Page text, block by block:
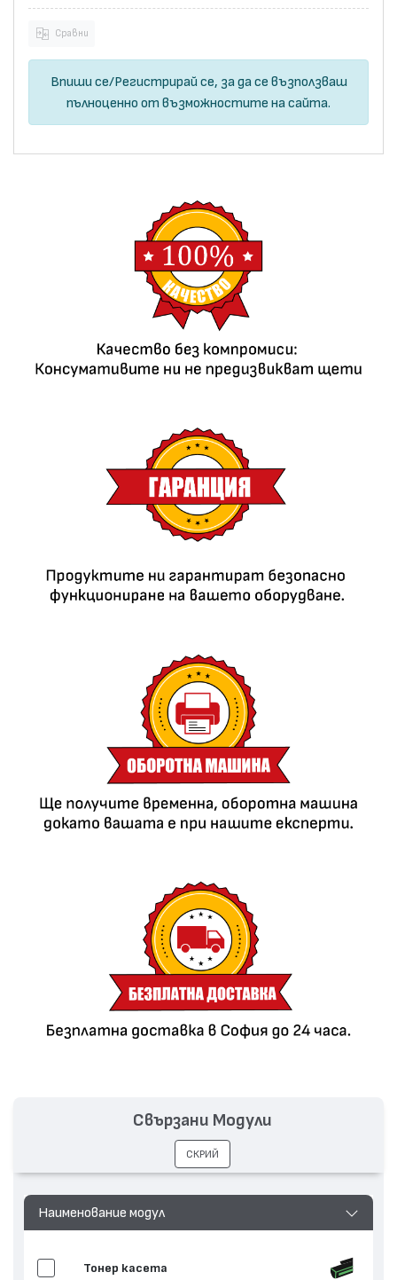
Сравни
Впиши се/Регистрирай се, за да се възползваш
пълноценно от възможностите на сайта.
Наименование модул
Тонер касета
Свързани Модули
СКРИЙ